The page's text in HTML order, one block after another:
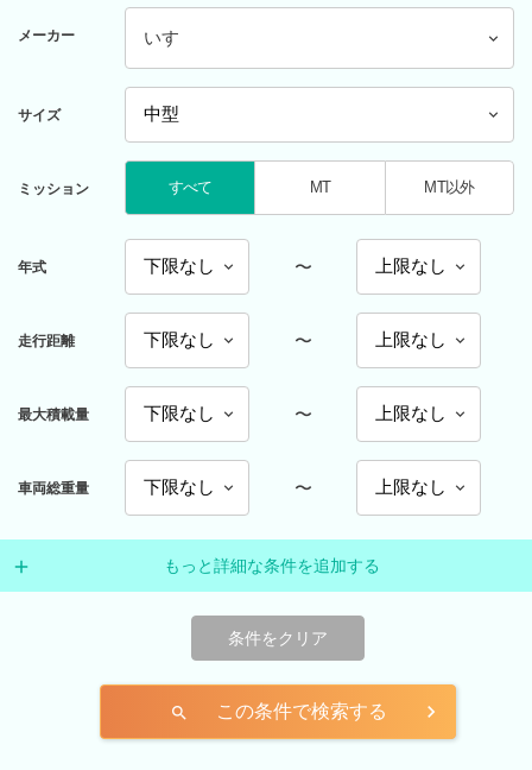
メーカー いすゞ
サイズ
ミッション すべて MT MT以外
年式 〜
走行距離 〜
最大積載量 〜
車両総重量 〜
もっと詳細な条件を追加する
条件をクリア
search この条件で検索する